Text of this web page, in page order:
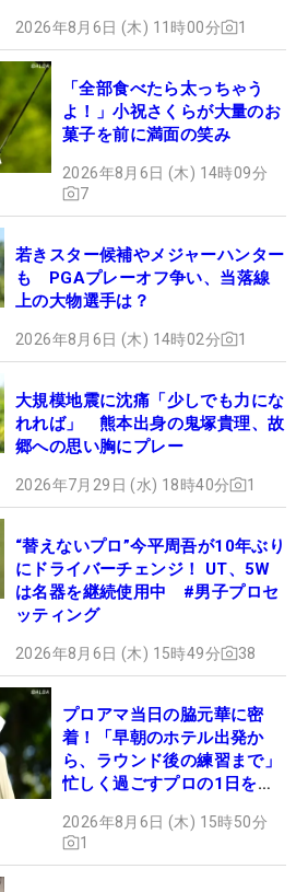
2026年8月6日 (木) 11時00分 1
「全部食べたら太っちゃう
よ！」小祝さくらが大量のお
菓子を前に満面の笑み
2026年8月6日 (木) 14時09分
7
若きスター候補やメジャーハンター
も PGAプレーオフ争い、当落線
上の大物選手は？
2026年8月6日 (木) 14時02分 1
大規模地震に沈痛「少しでも力にな
れれば」 熊本出身の鬼塚貴理、故
郷への思い胸にプレー
2026年7月29日 (水) 18時40分 1
“替えないプロ”今平周吾が10年ぶり
にドライバーチェンジ！ UT、5W
は名器を継続使用中 #男子プロセ
ッティング
2026年8月6日 (木) 15時49分 38
プロアマ当日の脇元華に密
着！「早朝のホテル出発か
ら、ラウンド後の練習まで」
忙しく過ごすプロの1日を公
2026年8月6日 (木) 15時50分
1